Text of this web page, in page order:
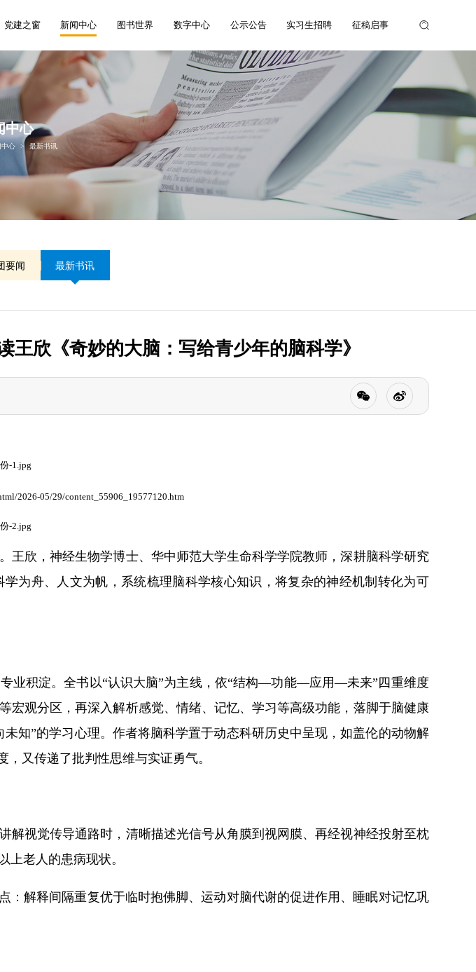
党建之窗 新闻中心 图书世界 数字中心 公示公告 实习生招聘 征稿启事
中心
中心 > 最新书讯
要闻 最新书讯
欣《奇妙的大脑：写给青少年的脑科学》
2026-05/29/content_55906_19577120.htm
欣，神经生物学博士、华中师范大学生命科学学院教师，深耕脑科学研究
为舟、人文为帆，系统梳理脑科学核心知识，将复杂的神经机制转化为可
业积淀。全书以“认识大脑”为主线，依“结构—功能—应用—未来”四重维度
宏观分区，再深入解析感觉、情绪、记忆、学习等高级功能，落脚于脑健康
知”的学习心理。作者将脑科学置于动态科研历史中呈现，如盖伦的动物解
又传递了批判性思维与实证勇气。
视觉传导通路时，清晰描述光信号从角膜到视网膜、再经视神经投射至枕
上老人的患病现状。
：解释间隔重复优于临时抱佛脚、运动对脑代谢的促进作用、睡眠对记忆巩